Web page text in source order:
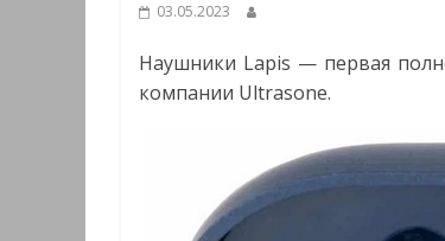
03.05.2023
Наушники Lapis — первая
компании Ultrasone.